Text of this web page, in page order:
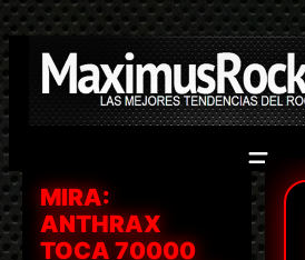
Saltar
contenido
MIRA:
ANTHRAX
TOCA 70000